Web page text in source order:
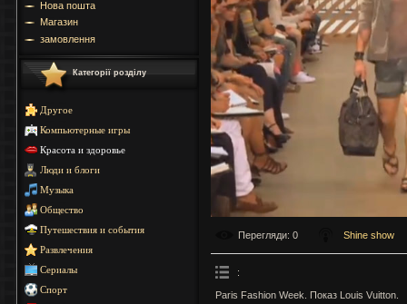
Нова пошта
Магазин
замовлення
Категорії розділу
Другое
Компьютерные игры
Красота и здоровье
Люди и блоги
Музыка
Общество
Путешествия и события
Развлечения
Сериалы
Спорт
Перегляди: 0 Shine show
:
Paris Fashion Week. Показ Louis Vuitton.